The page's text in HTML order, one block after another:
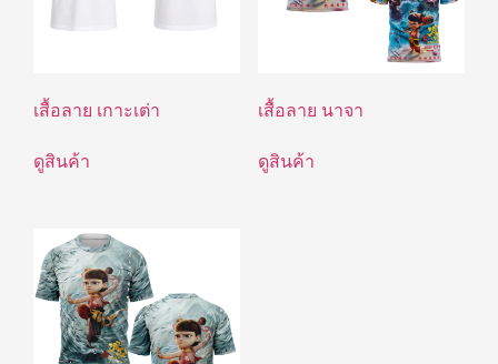
เสื้อลาย เกาะเต่า
ดูสินค้า
เสื้อลาย นาจา
ดูสินค้า